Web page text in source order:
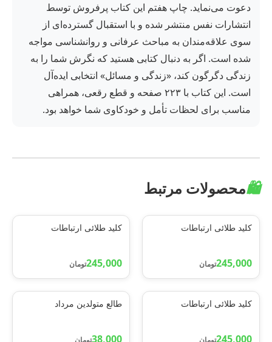
دعوت می‌نماید. چاپ هفتم این کتاب پرفروش توسط
انتشارات نفس منتشر شده و با استقبال گسترده‌ای از
سوی علاقه‌مندان به مباحث عرفانی و روانشناسی مواجه
شده است. اگر به دنبال کتابی هستید که نگرش شما را به
زندگی دگرگون کند، «زندگی و مسائل» انتخابی ایده‌آل
است. این کتاب با ۲۲۳ صفحه و قطع رقعی، همراهی
مناسب برای لحظات تأمل و خودکاوی شما خواهد بود.
🛍️محصولات مرتبط
کلید طلائی ارتباطات
245,000تومان
کلید طلائی ارتباطات
245,000تومان
کلید طلائی ارتباطات
245,000
طالع متولدین مرداد
38,000